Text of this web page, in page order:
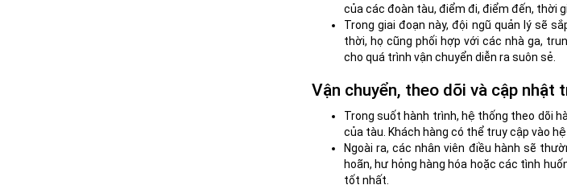
của các đoàn tàu, điểm đi, điểm đến, thời
Trong giai đoạn này, đội ngũ quản lý sẽ
thời, họ cũng phối hợp với các nhà ga,
cho quá trình vận chuyển diễn ra suôn sẻ.
Vận chuyển, theo dõi và cập nhật
Trong suốt hành trình, hệ thống theo dõi
của tàu. Khách hàng có thể truy cập vào
Ngoài ra, các nhân viên điều hành sẽ
hoãn, hư hỏng hàng hóa hoặc các tình
tốt nhất.